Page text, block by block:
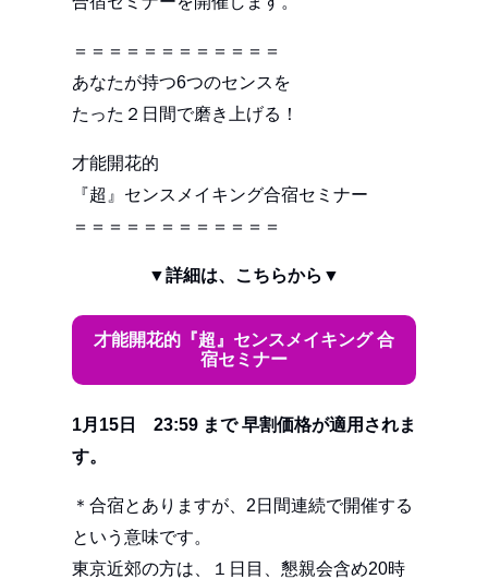
＝＝＝＝＝＝＝＝＝＝＝＝
あなたが持つ6つのセンスを
たった２日間で磨き上げる！
才能開花的
『超』センスメイキング合宿セミナー
＝＝＝＝＝＝＝＝＝＝＝＝
▼詳細は、こちらから▼
才能開花的『超』センスメイキング 合
宿セミナー
1月15日 23:59 まで 早割価格が適用されま
す。
＊合宿とありますが、2日間連続で開催する
という意味です。
東京近郊の方は、１日目、懇親会含め20時